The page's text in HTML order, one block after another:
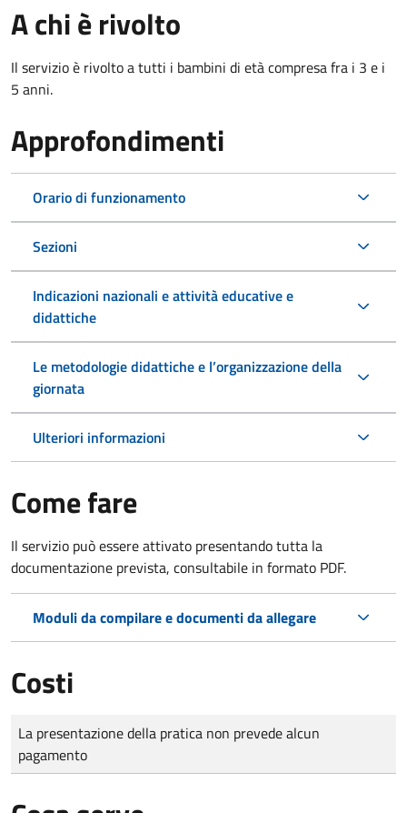
A chi è rivolto
Il servizio è rivolto a tutti i bambini di età compresa fra i 3 e i
5 anni.
Approfondimenti
Orario di funzionamento
Sezioni
Indicazioni nazionali e attività educative e
didattiche
Le metodologie didattiche e l’organizzazione della
giornata
Ulteriori informazioni
Come fare
Il servizio può essere attivato presentando tutta la
documentazione prevista, consultabile in formato PDF.
Moduli da compilare e documenti da allegare
Costi
Tipo di pagamento
Importo
La presentazione della pratica non prevede alcun
pagamento